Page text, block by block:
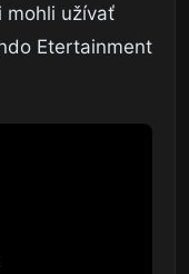
mohli užívať
Etertainment